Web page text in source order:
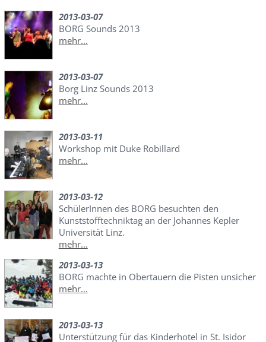
2013-03-07
BORG Sounds 2013
mehr...
2013-03-07
Borg Linz Sounds 2013
mehr...
2013-03-11
Workshop mit Duke Robillard
mehr...
2013-03-12
SchülerInnen des BORG besuchten den
Kunststofftechniktag an der Johannes Kepler
Universität Linz.
mehr...
2013-03-13
BORG machte in Obertauern die Pisten unsicher
mehr...
2013-03-13
Unterstützung für das Kinderhotel in St. Isidor